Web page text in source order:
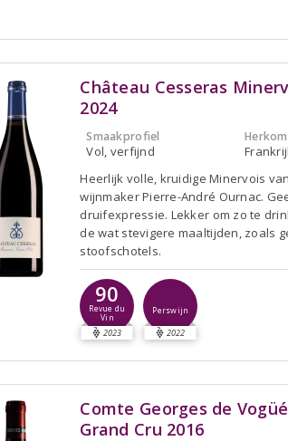
Château Cesseras
2024
Smaakprofiel
Vol, verfijnd
Heerlijk volle, kruidige Minervois
wijnmaker Pierre-André Ournac.
druifexpressie. Lekker om zo te
de wat stevigere maaltijden, zoals
stoofschotels.
90
Revue du
Vin
2023
Perswijn
2022
Comte Georges de
Grand Cru 2016